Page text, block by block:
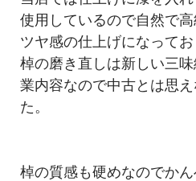
使用しているので自然で
ツヤ感の仕上げになってお
棹の磨き直しは新しい三
業内容なので中古とは思
た。
棹の質感も硬めなのでか